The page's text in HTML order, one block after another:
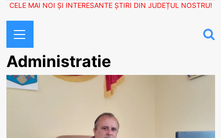
CELE MAI NOI ȘI INTERESANTE ȘTIRI DIN JUDEȚUL NOSTRU!
Menu
Administratie